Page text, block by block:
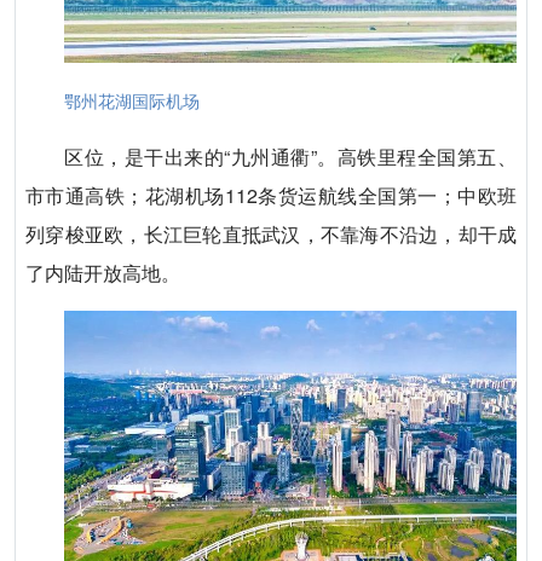
鄂州花湖国际机场
区位，是干出来的“九州通衢”。高铁里程全国第五、
市市通高铁；花湖机场112条货运航线全国第一；中欧班
列穿梭亚欧，长江巨轮直抵武汉，不靠海不沿边，却干成
了内陆开放高地。